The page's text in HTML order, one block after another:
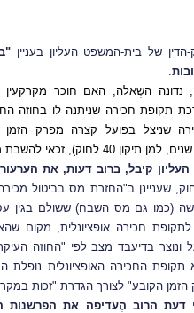
של בית-המשפט העליון בעניין
נדונה השְאלה, האם חוכר
תקופת חכירה שניתנה לו בחוזה
שניצל בפועל קצרה מפרק הזמן
קיבל, ברוב דעות, את הערעור
102 לחוק, שעניינן ב"החזרת מס בביטול
(כמו גם מס השבח) ששולם בגין
חכירה אופציונלית, מקום
ונוצר בדיעבד מצב לפי "החוזה
תקופת החכירה האופציונלית נופלת
הקובע" לצורך הגדרת "זכות
דעת הרוב הֶעדיפה את הפרשנות